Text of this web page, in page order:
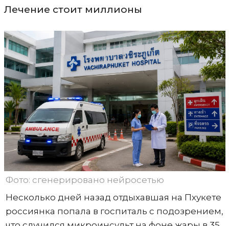
Лечение стоит миллионы
Фото: сгенерировано нейросетью
Несколько дней назад отдыхавшая на Пхукете
россиянка попала в госпиталь с подозрением,